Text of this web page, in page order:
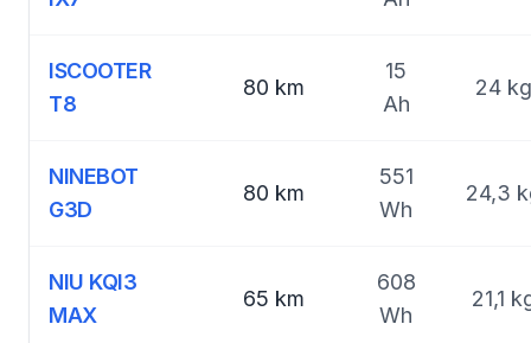
ISCOOTER
T8
80 km
15
Ah
24 kg
NINEBOT
G3D
80 km
551
Wh
24,3
NIU KQI3
MAX
65 km
608
Wh
21,1